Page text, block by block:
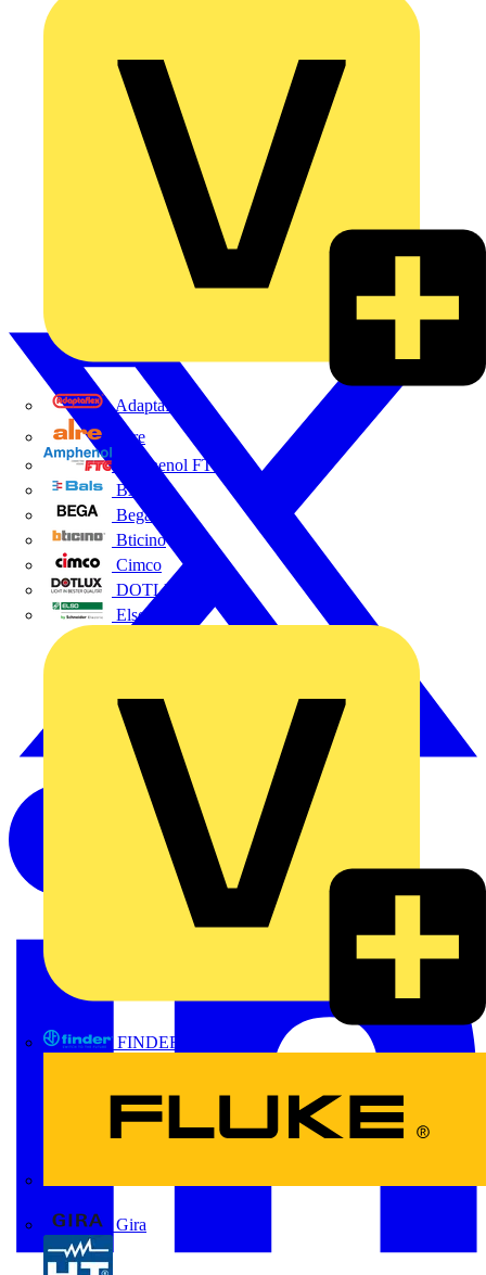
Adaptaflex
Alre
Amphenol FTG
BALS
Bega
Bticino
Cimco
DOTLUX GmbH
Elso
FINDER
Gira